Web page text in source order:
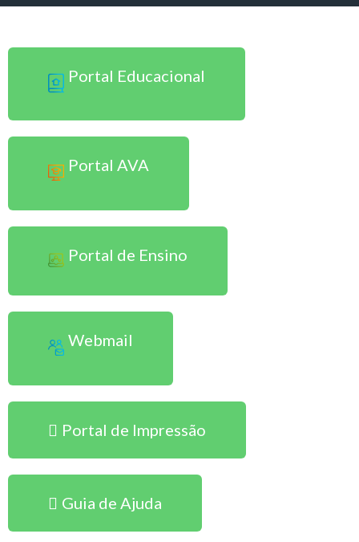
Portal Educacional
Portal AVA
Portal de Ensino
Webmail
Portal de Impressão
Guia de Ajuda